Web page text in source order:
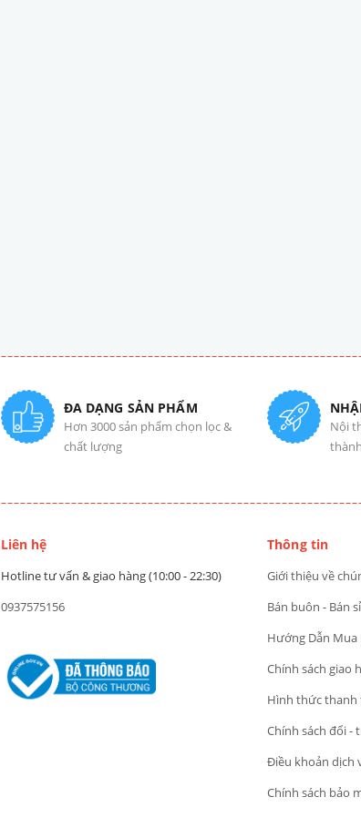
ĐA DẠNG SẢN PHẨM
Hơn 3000 sản phẩm chọn lọc &
chất lượng
Nội
Liên hệ
Hotline tư vấn & giao hàng (10:00 - 22:30)
0937575156
Thông tin
Giới thiệu về
Bán buôn - Bán sỉ
Hướng Dẫn Mua
Chính sách giao
Hình thức thanh
Chính sách đổi -
Điều khoản dịch
Chính sách bảo